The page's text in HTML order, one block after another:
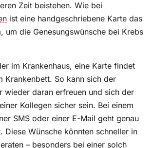
Zeit beistehen. Wie bei
ist eine handgeschriebene Karte das
um die Genesungswünsche bei Krebs
im Krankenhaus, eine Karte findet
Krankenbett. So kann sich der
wieder daran erfreuen und sich der
Kollegen sicher sein. Bei einem
SMS oder einer E-Mail geht genau
Diese Wünsche könnten schneller in
– besonders bei einer solch